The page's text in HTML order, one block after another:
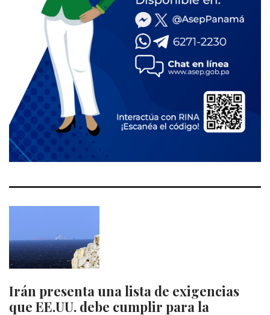
Irán presenta una lista de exigencias
que EE.UU. debe cumplir para la